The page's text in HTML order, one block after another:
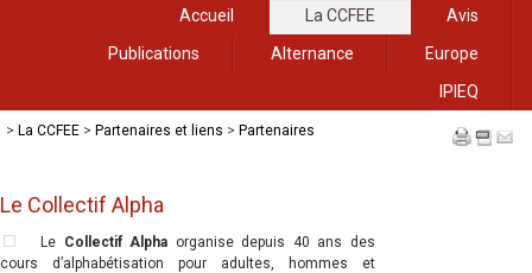
Accueil La CCFEE
Avis
Publications
Alternance
Europe
IPIEQ
> La CCFEE > Partenaires et liens > Partenaires
Le Collectif Alpha
Le Collectif Alpha organise depuis 40 ans des
cours d’alphabétisation pour adultes, hommes et